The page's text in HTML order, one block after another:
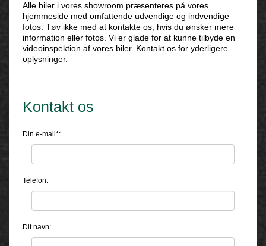
Alle biler i vores showroom præsenteres på vores
hjemmeside med omfattende udvendige og indvendige
fotos. Tøv ikke med at kontakte os, hvis du ønsker mere
information eller fotos. Vi er glade for at kunne tilbyde en
videoinspektion af vores biler. Kontakt os for yderligere
oplysninger.
Kontakt os
Din e-mail*:
Telefon:
Dit navn: